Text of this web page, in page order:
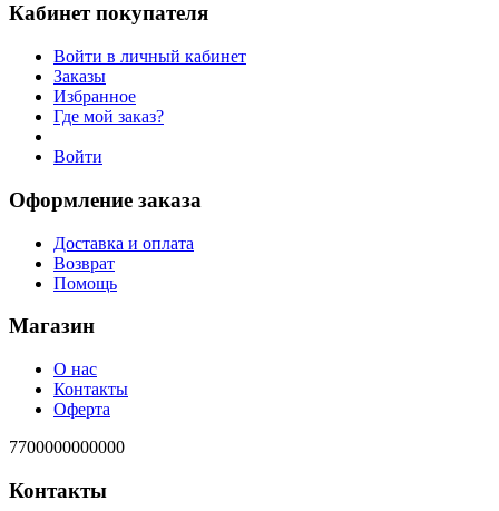
Кабинет покупателя
Войти в личный кабинет
Заказы
Избранное
Где мой заказ?
Войти
Оформление заказа
Доставка и оплата
Возврат
Помощь
Магазин
О нас
Контакты
Оферта
7700000000000
Контакты